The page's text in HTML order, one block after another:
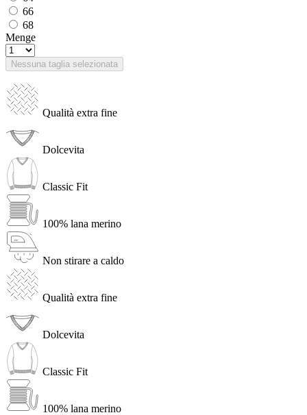
66
68
Menge
Nessuna taglia selezionata
Qualità extra fine
Dolcevita
Classic Fit
100% lana merino
Non stirare a caldo
Qualità extra fine
Dolcevita
Classic Fit
100% lana merino